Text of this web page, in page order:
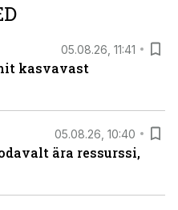
05.08.26, 11:41
kasvavast
05.08.26, 10:40
ära ressurssi,